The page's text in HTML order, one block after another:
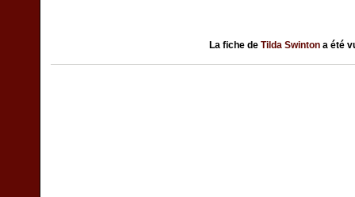
La fiche de Tilda Swinton a été